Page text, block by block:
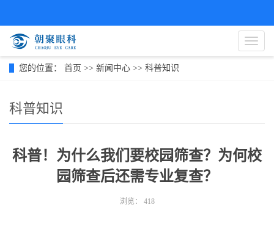
导
航
您的位置： 首页 >> 新闻中心 >> 科普知识
科普知识
科普！为什么我们要校园筛查？为何校
园筛查后还需专业复查？
浏览： 418